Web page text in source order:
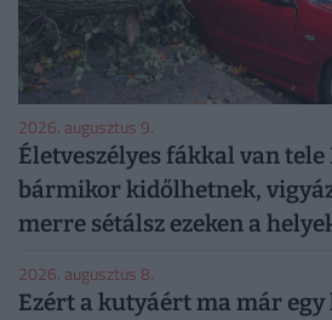
2026. augusztus 9.
Életveszélyes fákkal van tele
bármikor kidőlhetnek,
merre sétálsz ezeken a
2026. augusztus 8.
Ezért a kutyáért ma már